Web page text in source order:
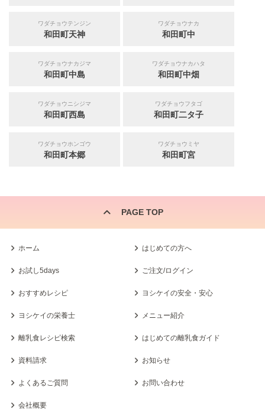
ワダチョウテンジン
和田町天神
ワダチョウナカ
和田町中
ワダチョウナカジマ
和田町中島
ワダチョウナカハタ
和田町中畑
ワダチョウニシジマ
和田町西島
ワダチョウフタゴ
和田町二タ子
ワダチョウホンゴウ
和田町本郷
ワダチョウミヤ
和田町宮
PAGE TOP
ホーム はじめての方へ
お試し5days ご注文/ログイン
おすすめレシピ ヨシケイの安全・安心
ヨシケイの栄養士 メニュー紹介
離乳食レシピ検索 はじめての離乳食ガイド
資料請求 お知らせ
よくあるご質問 お問い合わせ
会社概要